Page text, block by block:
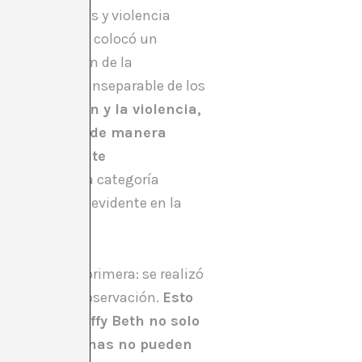
de abusos y violencia
placer, Effy colocó un
La intención de la
objeto es inseparable de los
la opresión y la violencia,
resalta de manera
socialmente
como una categoría
se hace evidente en la
con la primera: se realizó
desde la observación. Esto
arte de Effy Beth no solo
las personas no pueden